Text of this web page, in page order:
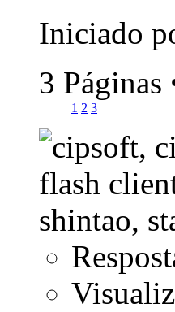
Iniciado
3 Páginas
1 2 3